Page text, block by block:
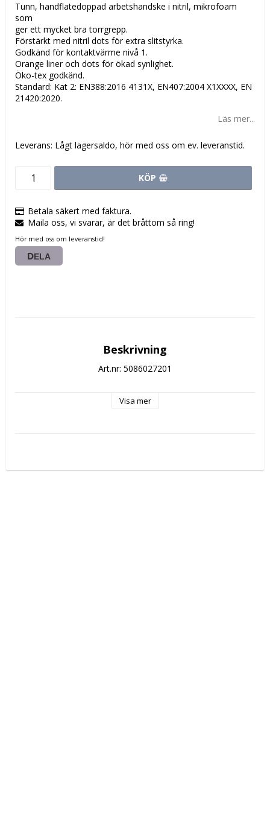
Tunn, handflatedoppad arbetshandske i nitril, mikrofoam
som
ger ett mycket bra torrgrepp.
Förstärkt med nitril dots för extra slitstyrka.
Godkänd för kontaktvärme nivå 1.
Orange liner och dots för ökad synlighet.
Öko-tex godkänd.
Standard: Kat 2: EN388:2016 4131X, EN407:2004 X1XXXX, EN
21420:2020.
Läs mer...
Leverans: Lågt lagersaldo, hör med oss om ev. leveranstid.
KÖP
Betala säkert med faktura.
Maila oss, vi svarar, är det bråttom så ring!
Hör med oss om leveranstid!
DELA
Beskrivning
Art.nr: 5086027201
Visa mer